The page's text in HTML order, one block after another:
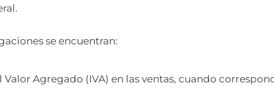
se encuentran:
Agregado (IVA) en las ventas, cuando